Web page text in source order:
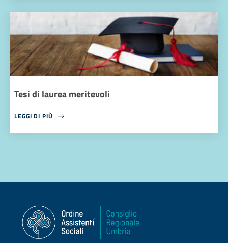
Tesi di laurea meritevoli
LEGGI DI PIÙ